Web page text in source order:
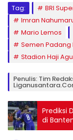
Tag:
BRI
Imran
Mario Lemos
Semen Padang
Stadion Haji
Penulis: Tim
Prediksi
di